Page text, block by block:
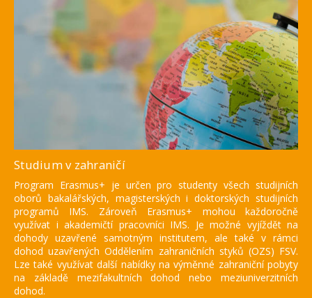
Studium v zahraničí
Program Erasmus+ je určen pro studenty všech studijních
oborů bakalářských, magisterských i doktorských studijních
programů IMS. Zároveň Erasmus+ mohou každoročně
využívat i akademičtí pracovníci IMS. Je možné vyjíždět na
dohody uzavřené samotným institutem, ale také v rámci
dohod uzavřených Oddělením zahraničních styků (OZS) FSV.
Lze také využívat další nabídky na výměnné zahraniční pobyty
na základě mezifakultních dohod nebo meziuniverzitních
dohod.